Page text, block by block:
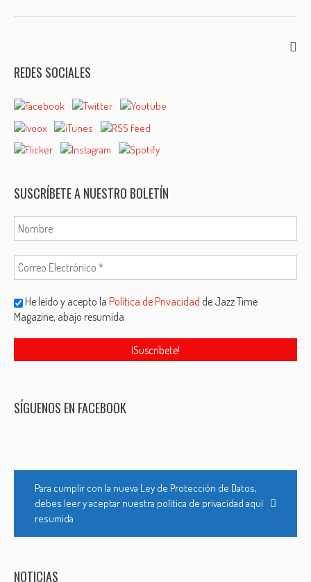
REDES SOCIALES
SUSCRÍBETE A NUESTRO BOLETÍN
He leído y acepto laPolítica de Privacidad de Jazz Time
Magazine, abajo resumida
SÍGUENOS EN FACEBOOK
Para cumplir con la nueva Ley de Protección de Datos,
debes leer y aceptar nuestra política de privacidad aquí
resumida
NOTICIAS